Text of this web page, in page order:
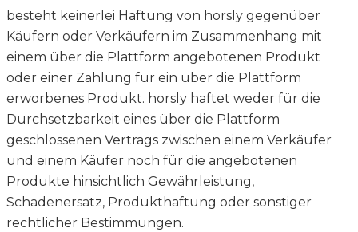
besteht keinerlei Haftung von horsly gegenüber
Käufern oder Verkäufern im Zusammenhang mit
einem über die Plattform angebotenen Produkt
oder einer Zahlung für ein über die Plattform
erworbenes Produkt. horsly haftet weder für die
Durchsetzbarkeit eines über die Plattform
geschlossenen Vertrags zwischen einem Verkäufer
und einem Käufer noch für die angebotenen
Produkte hinsichtlich Gewährleistung,
Schadenersatz, Produkthaftung oder sonstiger
rechtlicher Bestimmungen.